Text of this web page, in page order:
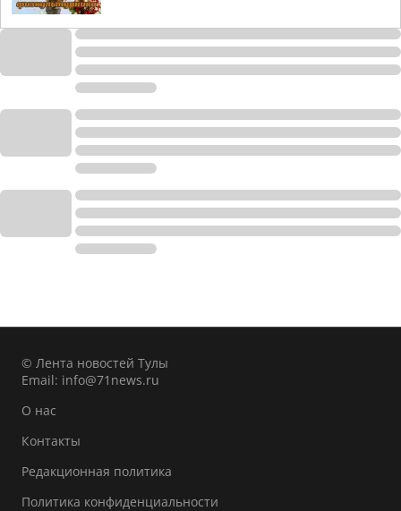
© Лента новостей Тулы
Email: info@71news.ru
О нас
Контакты
Редакционная политика
Политика конфиденциальности